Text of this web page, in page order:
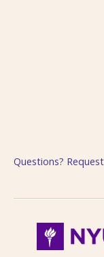
Questions?